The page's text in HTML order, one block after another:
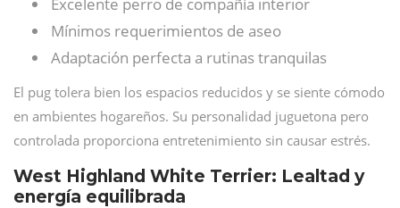
Mínimos requerimientos de aseo
Adaptación perfecta a rutinas tranquilas
El pug tolera bien los espacios reducidos y se siente cómodo
en ambientes hogareños. Su personalidad juguetona pero
controlada proporciona entretenimiento sin causar estrés.
West Highland White Terrier: Lealtad y
energía equilibrada